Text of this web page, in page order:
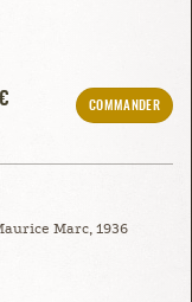
COMMANDER
Marc, 1936